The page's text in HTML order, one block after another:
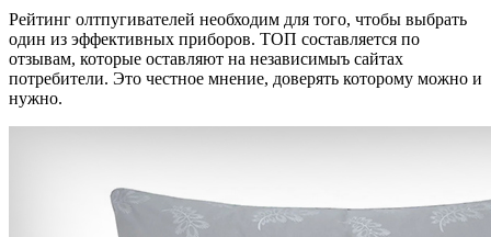
Рейтинг олтпугивателей необходим для того, чтобы выбрать
один из эффективных приборов. ТОП составляется по
отзывам, которые оставляют на независимыъ сайтах
потребители. Это честное мнение, доверять которому можно и
нужно.